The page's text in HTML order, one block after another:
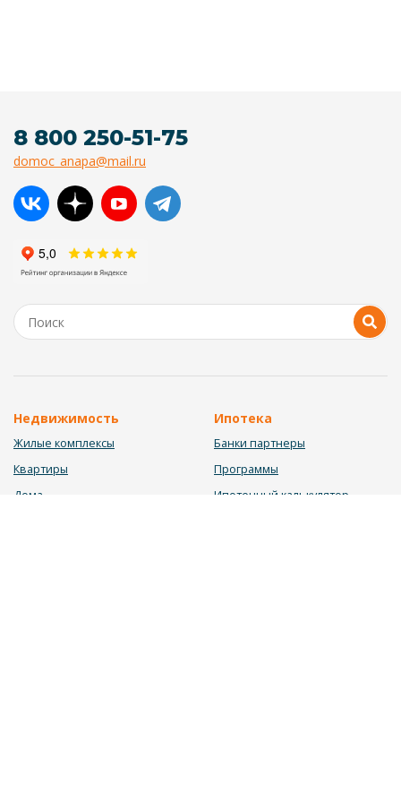
8 800 250-51-75
domoc_anapa@mail.ru
Недвижимость
Жилые комплексы
Квартиры
Дома
Ипотека
Банки партнеры
Программы
Ипотечный калькулятор